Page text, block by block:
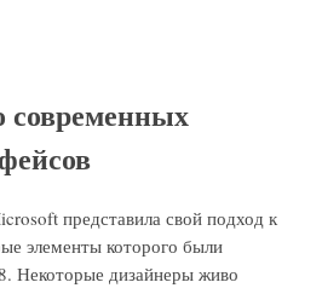
современных
представила свой подход к
элементы которого были
Некоторые дизайнеры живо